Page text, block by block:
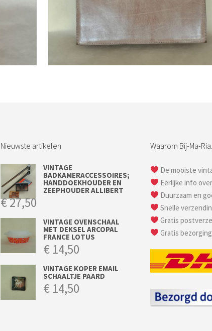
Nieuwste artikelen
VINTAGE
BADKAMERACCESSOIRES;
HANDDOEKHOUDER EN
ZEEPHOUDER ALLIBERT
€27,50
VINTAGE OVENSCHAAL
MET DEKSEL ARCOPAL
FRANCE LOTUS
€ 14,50
VINTAGE KOPER EMAIL
SCHAALTJE PAARD
€ 14,50
Waarom Bij-Ma-
De mooiste
Eerlijke info
Duurzaam en
Snelle
Gratis
Gratis